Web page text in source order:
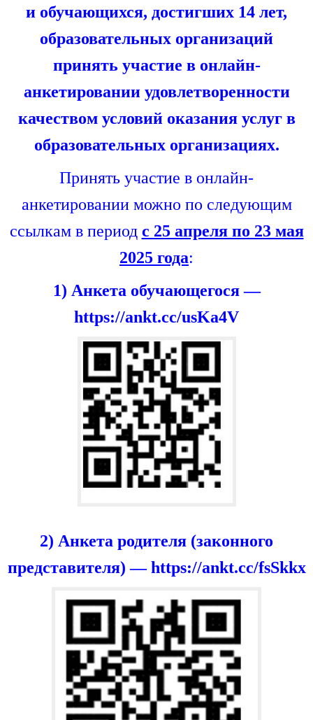
и обучающихся, достигших 14 лет,
образовательных организаций
принять участие в онлайн-
анкетировании удовлетворенности
качеством условий оказания услуг в
образовательных организациях.
Принять участие в онлайн-
анкетировании можно по следующим
ссылкам в период с 25 апреля по 23 мая
2025 года:
1) Анкета обучающегося —
https://ankt.cc/usKa4V
2) Анкета родителя (законного
представителя) — https://ankt.cc/fsSkkx